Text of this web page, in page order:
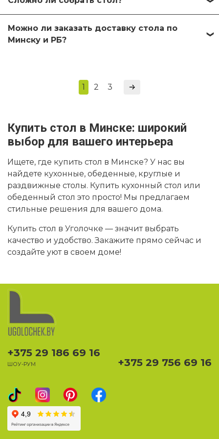
праздников и приёма гостей. Уточнить, является ли
конкретная модель раздвижной, можно по фото
или у менеджера.
долговечных материалов. Чаще всего это
сочетание деревянного каркаса или массива с
различными покрытиями столешницы. Точные
характеристики каждой модели указаны в карточке
сборка достаточно проста и интуитивно понятна. В
комплекте есть вся необходимая фурнитура и
Можно ли заказать доставку стола по
Минску и РБ?
от адреса и габаритов стола. Чтобы узнать точную
информацию, просто оформите предварительный
1 2 3
Купить стол в Минске: широкий
выбор для вашего интерьера
Ищете, где купить стол в Минске? У нас вы
найдете кухонные, обеденные, круглые и
раздвижные столы. Купить кухонный стол или
обеденный стол это просто! Мы предлагаем
стильные решения для вашего дома.
Купить стол в Уголочке — значит выбрать
качество и удобство. Закажите прямо сейчас и
создайте уют в своем доме!
+375 29 186 69 16
ШОУ-РУМ +375 29 756 69 16